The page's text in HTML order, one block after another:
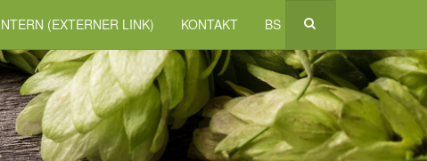
(EXTERNER LINK) KONTAKT BS